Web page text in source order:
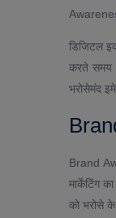
डिजिटल
करते समय
भरोसेमंद
Brand
मार्केटिंग
को भरोसे